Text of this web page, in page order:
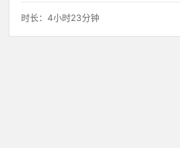
时长：4小时23分钟